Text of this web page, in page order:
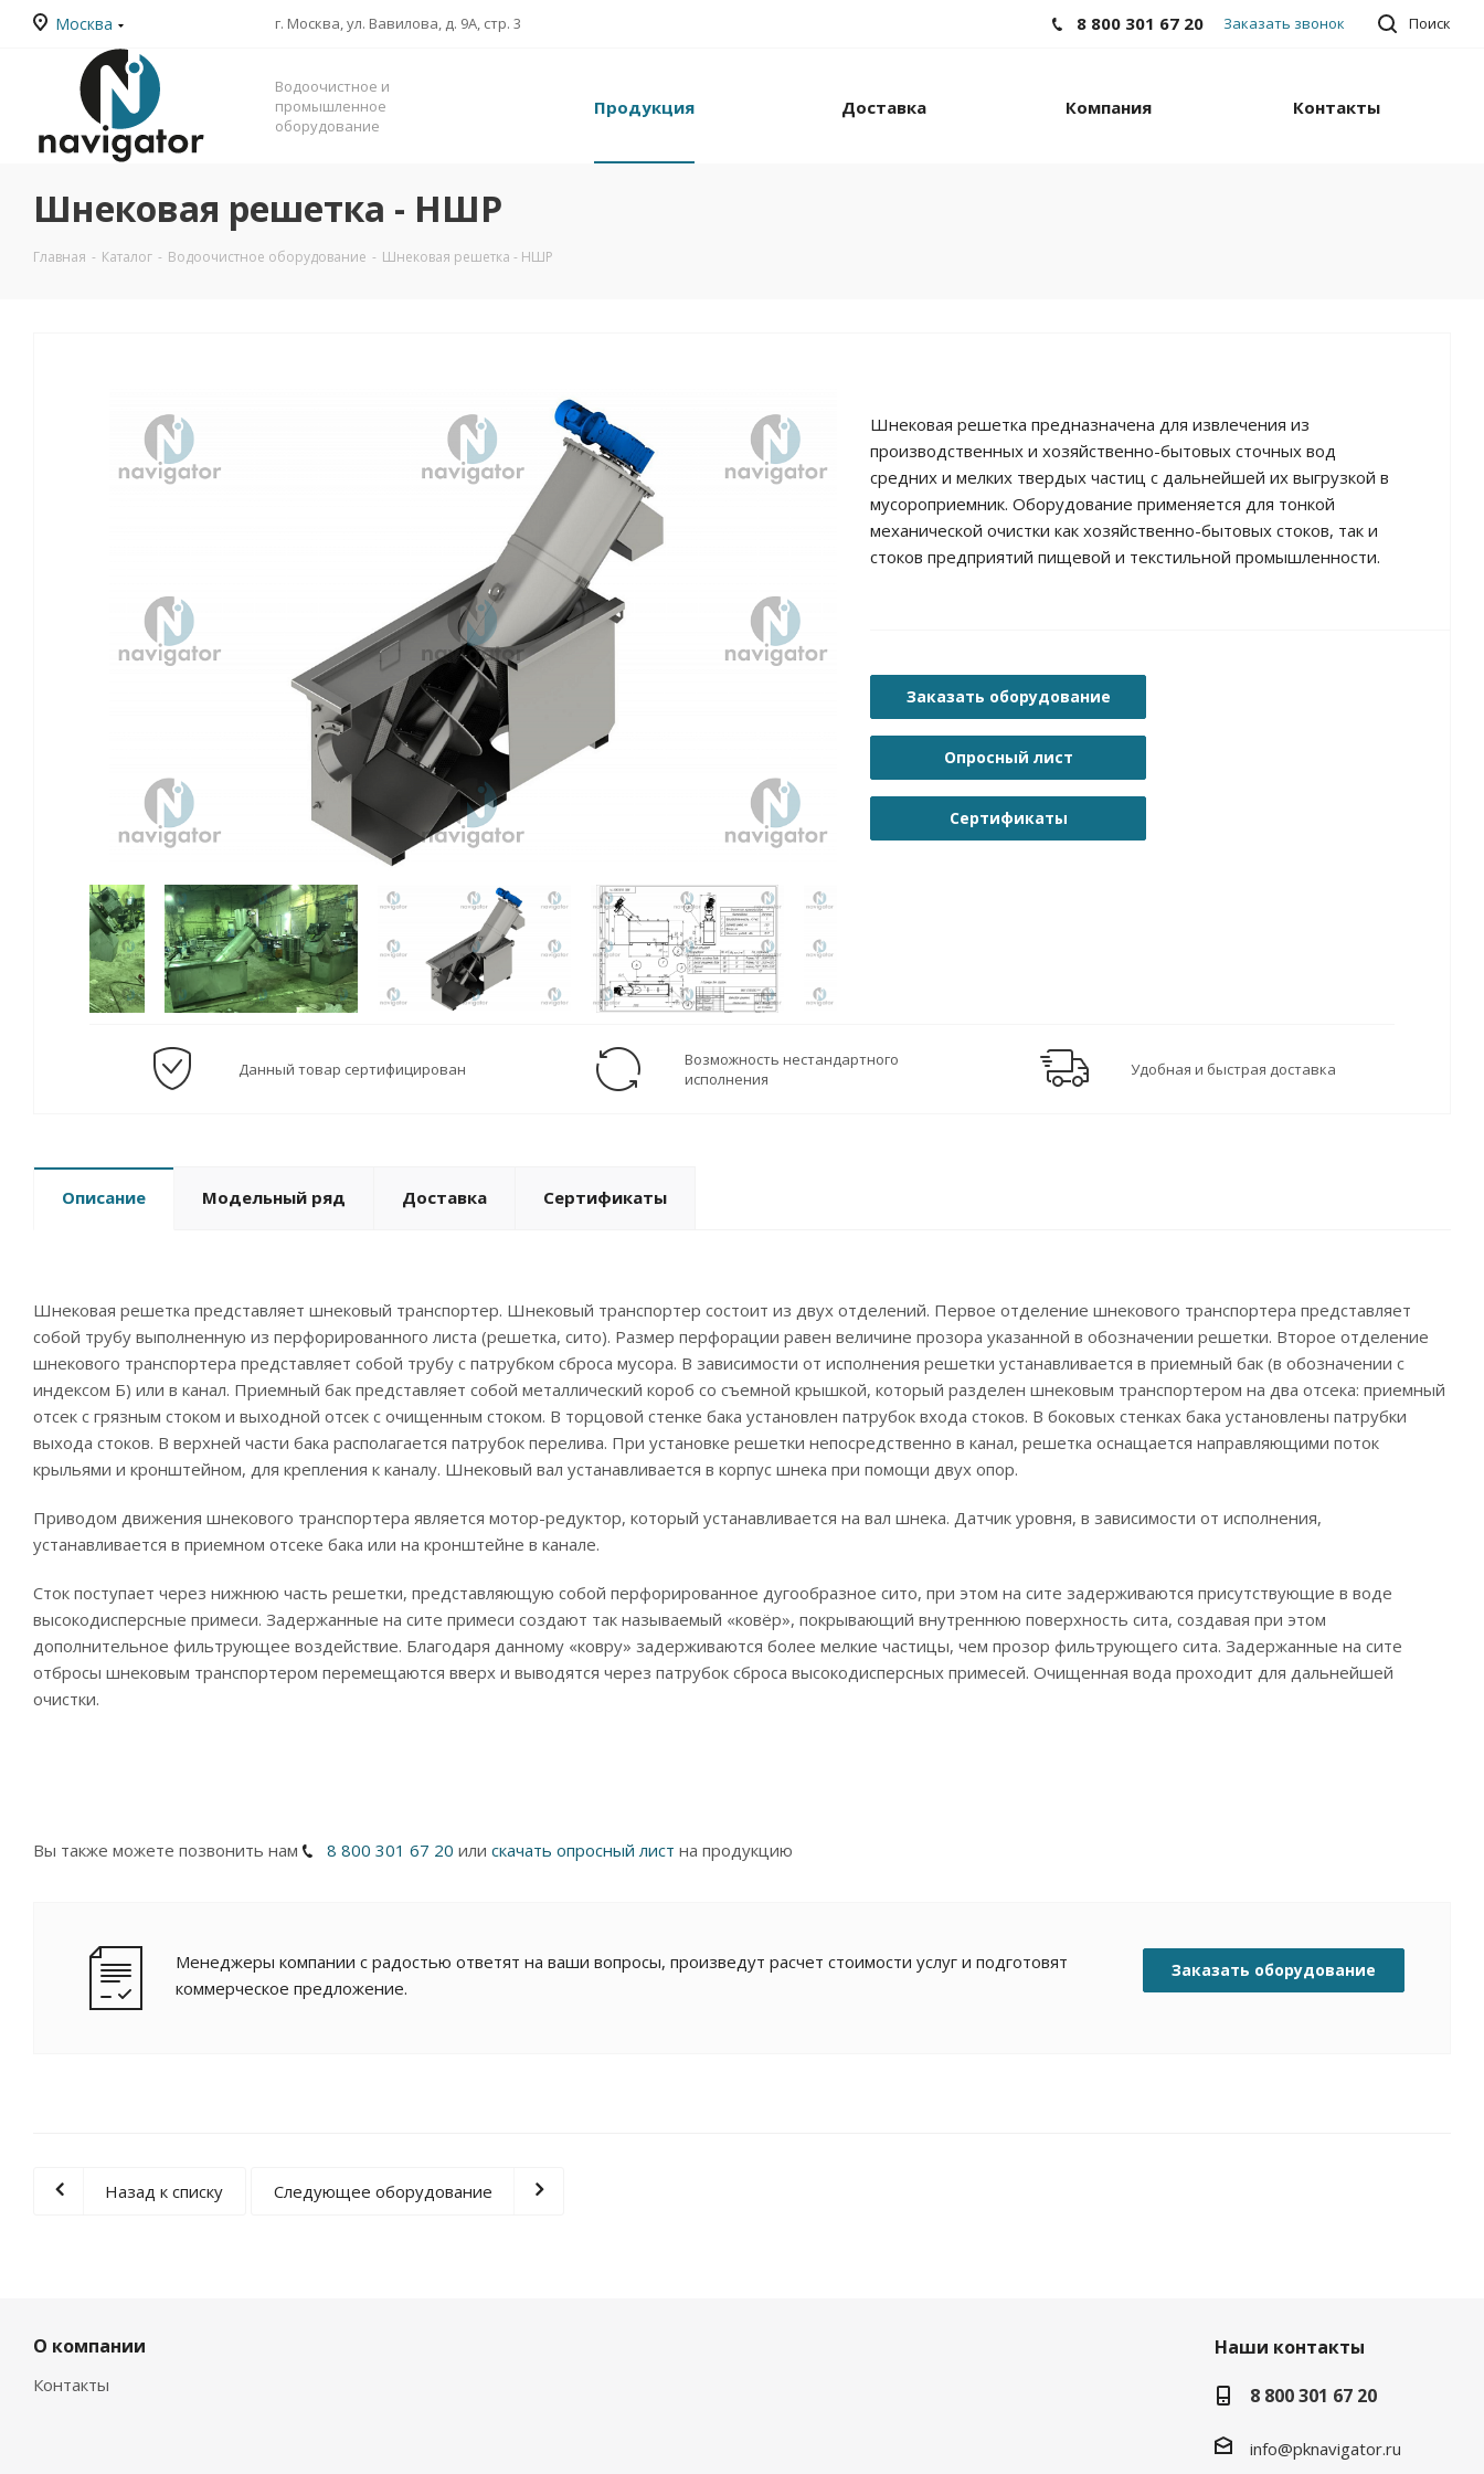
Москва г. Москва, ул. Вавилова, д. 9А, стр. 3 Поиск
8 800 301 67 20 Заказать звонок
Водоочистное и
промышленное
оборудование
Продукция Доставка Компания Контакты
Шнековая решетка - НШР
Главная - Каталог - Водоочистное оборудование - Шнековая решетка - НШР
Шнековая решетка предназначена для извлечения из
производственных и хозяйственно-бытовых сточных вод
средних и мелких твердых частиц с дальнейшей их выгрузкой в
мусороприемник. Оборудование применяется для тонкой
механической очистки как хозяйственно-бытовых стоков, так и
стоков предприятий пищевой и текстильной промышленности.
Заказать оборудование
Опросный лист
Сертификаты
Данный товар сертифицирован
Возможность нестандартного
исполнения
Удобная и быстрая доставка
Описание Модельный ряд Доставка Сертификаты
Шнековая решетка представляет шнековый транспортер. Шнековый транспортер состоит из двух отделений. Первое отделение шнекового транспортера представляет
собой трубу выполненную из перфорированного листа (решетка, сито). Размер перфорации равен величине прозора указанной в обозначении решетки. Второе отделение
шнекового транспортера представляет собой трубу с патрубком сброса мусора. В зависимости от исполнения решетки устанавливается в приемный бак (в обозначении с
индексом Б) или в канал. Приемный бак представляет собой металлический короб со съемной крышкой, который разделен шнековым транспортером на два отсека: приемный
отсек с грязным стоком и выходной отсек с очищенным стоком. В торцовой стенке бака установлен патрубок входа стоков. В боковых стенках бака установлены патрубки
выхода стоков. В верхней части бака располагается патрубок перелива. При установке решетки непосредственно в канал, решетка оснащается направляющими поток
крыльями и кронштейном, для крепления к каналу. Шнековый вал устанавливается в корпус шнека при помощи двух опор.
Приводом движения шнекового транспортера является мотор-редуктор, который устанавливается на вал шнека. Датчик уровня, в зависимости от исполнения,
устанавливается в приемном отсеке бака или на кронштейне в канале.
Сток поступает через нижнюю часть решетки, представляющую собой перфорированное дугообразное сито, при этом на сите задерживаются присутствующие в воде
высокодисперсные примеси. Задержанные на сите примеси создают так называемый «ковёр», покрывающий внутреннюю поверхность сита, создавая при этом
дополнительное фильтрующее воздействие. Благодаря данному «ковру» задерживаются более мелкие частицы, чем прозор фильтрующего сита. Задержанные на сите
отбросы шнековым транспортером перемещаются вверх и выводятся через патрубок сброса высокодисперсных примесей. Очищенная вода проходит для дальнейшей
очистки.
Вы также можете позвонить нам 8 800 301 67 20 или скачать опросный лист на продукцию
Менеджеры компании с радостью ответят на ваши вопросы, произведут расчет стоимости услуг и подготовят
коммерческое предложение.
Заказать оборудование
Назад к списку Следующее оборудование
О компании
Контакты
Наши контакты
8 800 301 67 20
info@pknavigator.ru